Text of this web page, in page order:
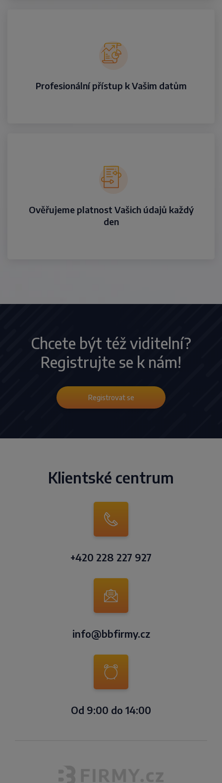
Profesionální přístup k Vašim datům
Ověřujeme platnost Vašich údajů každý
den
Chcete být též viditelní?
Registrujte se k nám!
Registrovat se
Klientské centrum
+420 228 227 927
info@bbfirmy.cz
Od 9:00 do 14:00